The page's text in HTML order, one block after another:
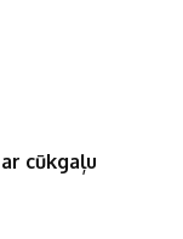
cūkgaļu